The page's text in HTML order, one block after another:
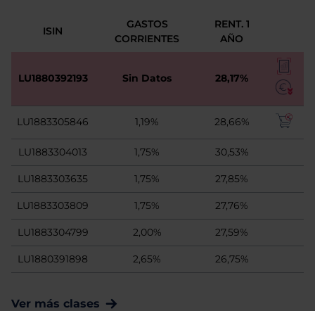
ISIN
GASTOS
CORRIENTES
RENT. 1
AÑO
LU1880392193 Sin Datos 28,17%
LU1883305846 1,19% 28,66%
LU1883304013 1,75% 30,53%
LU1883303635 1,75% 27,85%
LU1883303809 1,75% 27,76%
LU1883304799 2,00% 27,59%
LU1880391898 2,65% 26,75%
Ver más clases